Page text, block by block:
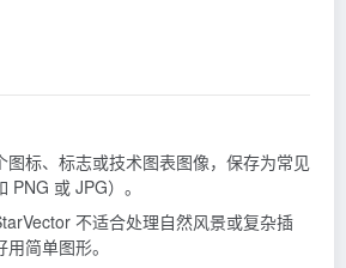
图标、标志或技术图表图像，保存为常见
PNG 或 JPG）。
不适合处理自然风景或复杂插
简单图形。